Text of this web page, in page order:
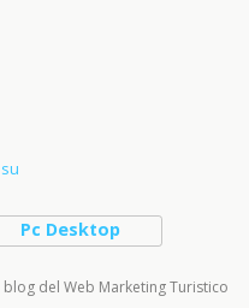
Pc Desktop
del Web Marketing Turistico